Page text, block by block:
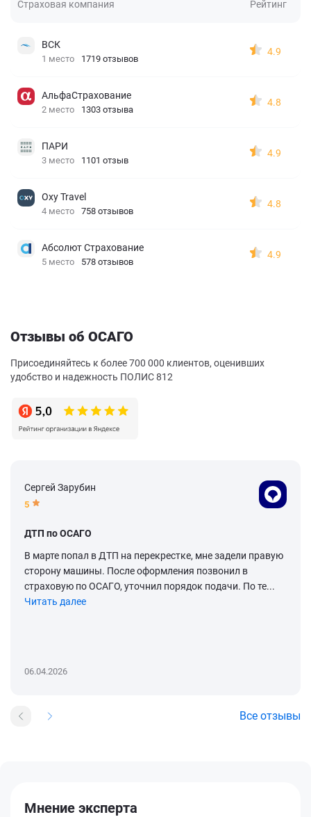
Страховая компания Рейтинг
ВСК
1 место 1719 отзывов
4.9
АльфаСтрахование
2 место 1303 отзыва
4.8
ПАРИ
3 место 1101 отзыв
4.9
Oxy Travel
4 место 758 отзывов
4.8
Абсолют Страхование
5 место 578 отзывов
4.9
Отзывы об ОСАГО
Присоединяйтесь к более 700 000 клиентов, оценивших
удобство и надежность ПОЛИС 812
Сергей Зарубин
5
ДТП по ОСАГО
В марте попал в ДТП на перекрестке, мне задели правую
сторону машины. После оформления позвонил в
страховую по ОСАГО, уточнил порядок подачи. По те...
Читать далее
06.04.2026
Все отзывы
Мнение эксперта